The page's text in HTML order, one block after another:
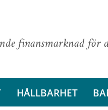
finansmarknad för
HÅLLBARHET